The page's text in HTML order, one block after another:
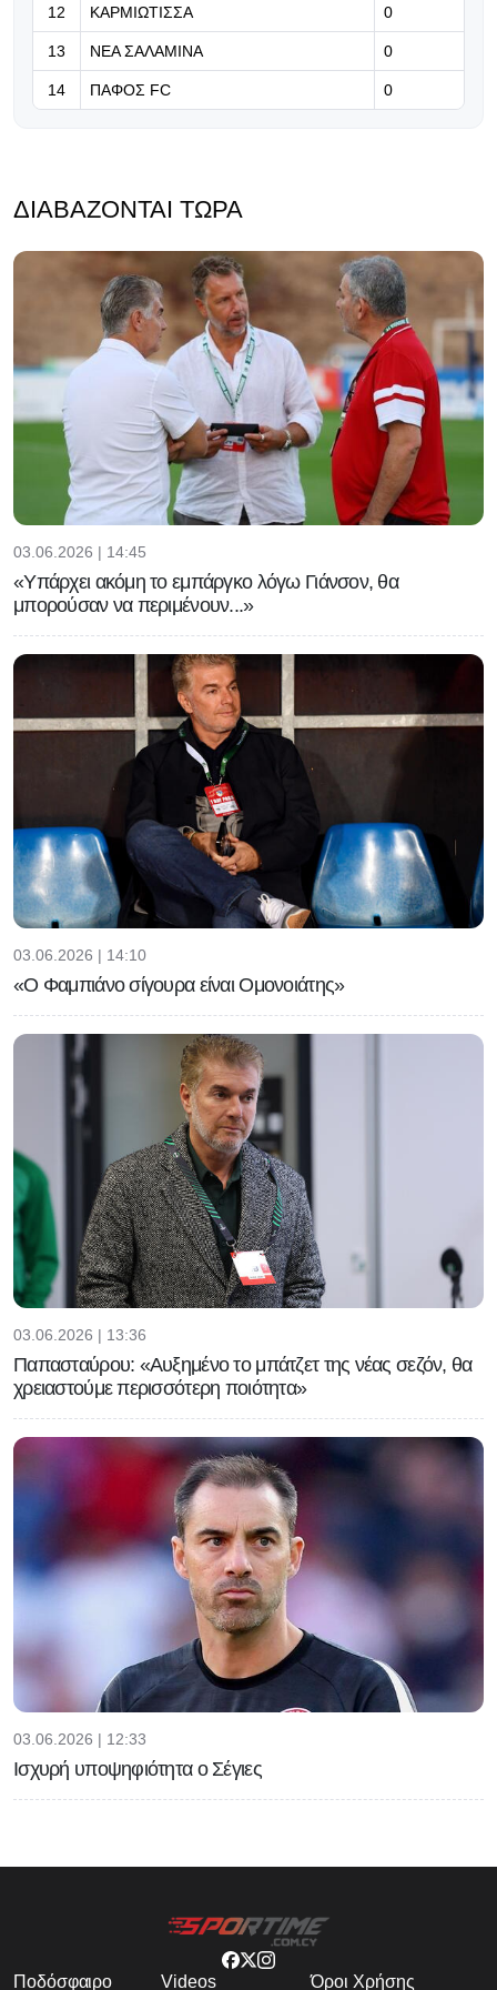
12 ΚΑΡΜΙΩΤΙΣΣΑ 0
13 ΝΕΑ ΣΑΛΑΜΙΝΑ 0
14 ΠΑΦΟΣ FC 0
ΔΙΑΒΆΖΟΝΤΑΙ ΤΏΡΑ
03.06.2026 | 14:45
«Υπάρχει ακόμη το εμπάργκο λόγω Γιάνσον, θα
μπορούσαν να περιμένουν...»
03.06.2026 | 14:10
«Ο Φαμπιάνο σίγουρα είναι Ομονοιάτης»
03.06.2026 | 13:36
Παπασταύρου: «Αυξημένο το μπάτζετ της νέας σεζόν, θα
χρειαστούμε περισσότερη ποιότητα»
03.06.2026 | 12:33
Ισχυρή υποψηφιότητα ο Σέγιες
Ποδόσφαιρο Videos Όροι Χρήσης